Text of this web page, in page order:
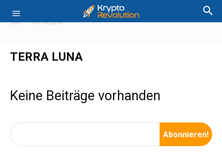
Start Terra Luna
TERRA LUNA
Keine Beiträge vorhanden